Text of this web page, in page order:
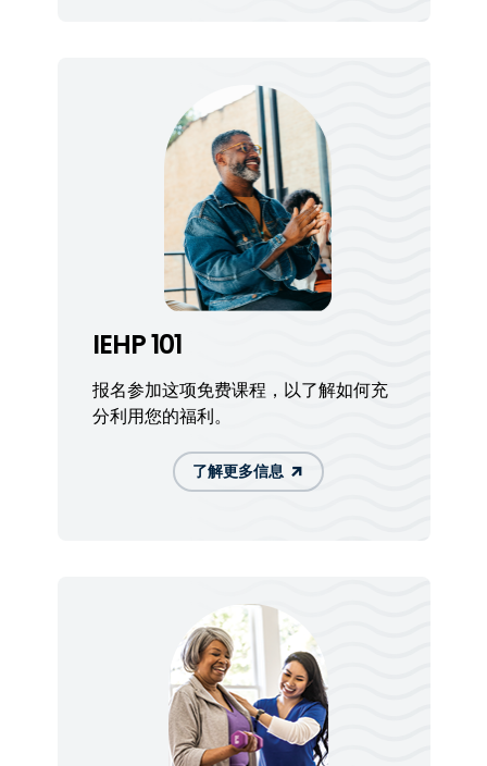
IEHP 101
报名参加这项免费课程，以了解如何充
分利用您的福利。
了解更多信息